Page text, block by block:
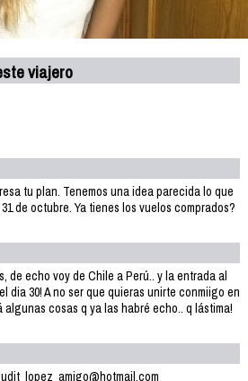
viajero
tu plan. Tenemos una idea parecida lo que
de octubre. Ya tienes los vuelos comprados?
de echo voy de Chile a Perú.. y la entrada al
dia 30! A no ser que quieras unirte conmiigo en
cosas q ya las habré echo.. q lástima!